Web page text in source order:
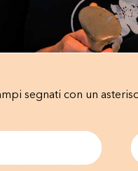
segnati con un